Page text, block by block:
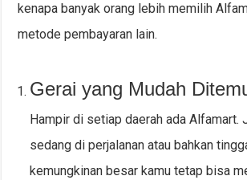
kenapa banyak orang lebih memilih
metode pembayaran lain.
Gerai yang Mudah
Hampir di setiap daerah ada Alfamart.
sedang di perjalanan atau bahkan
kemungkinan besar kamu tetap bisa